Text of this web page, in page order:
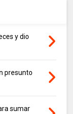
y dio
presunto
sumar